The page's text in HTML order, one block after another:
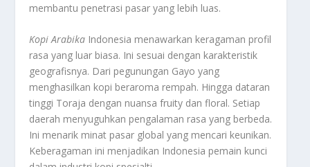
membantu penetrasi pasar yang lebih luas.
Kopi Arabika Indonesia menawarkan keragaman profil
rasa yang luar biasa. Ini sesuai dengan karakteristik
geografisnya. Dari pegunungan Gayo yang
menghasilkan kopi beraroma rempah. Hingga dataran
tinggi Toraja dengan nuansafruity danfloral. Setiap
daerah menyuguhkan pengalaman rasa yang berbeda.
Ini menarik minat pasar global yang mencari keunikan.
Keberagaman ini menjadikan Indonesia pemain kunci